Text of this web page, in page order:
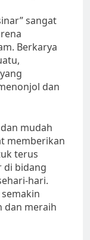
sangat
Berkarya
dan
mudah
memberikan
terus
di bidang
hari.
dan meraih